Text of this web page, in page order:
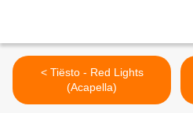
< Tiësto - Red Lights
(Acapella)